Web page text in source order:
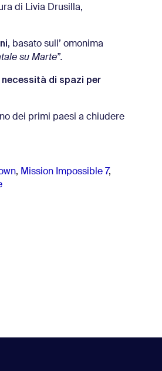
di Livia Drusilla,
, basato sull’ omonima
su Marte”.
di spazi per
dei primi paesi a chiudere
, Mission Impossible 7,